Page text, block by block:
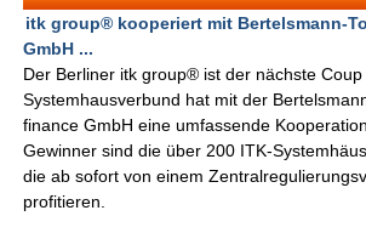
itk group® kooperiert mit Bertelsmann-
GmbH ...
Der Berliner itk group® ist der nächste
Systemhausverbund hat mit der
finance GmbH eine umfassende
Gewinner sind die über 200 ITK-
die ab sofort von einem
profitieren.